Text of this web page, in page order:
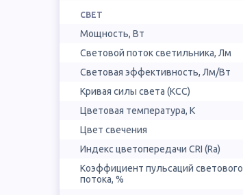
СВЕТ
Мощность, Вт
Световой поток светильника, Лм
Световая эффективность, Лм/Вт
Кривая силы света (КСС)
Цветовая температура, К
Цвет свечения
Индекс цветопередачи CRI (Ra)
Коэффициент пульсаций светового
потока, %